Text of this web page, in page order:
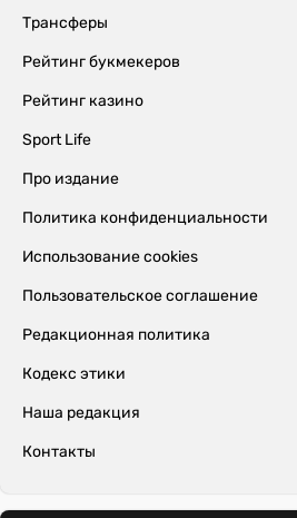
Трансферы
Рейтинг букмекеров
Рейтинг казино
Sport Life
Про издание
Политика конфиденциальности
Использование cookies
Пользовательское соглашение
Редакционная политика
Кодекс этики
Наша редакция
Контакты